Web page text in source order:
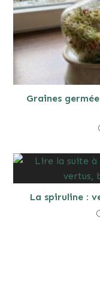
Graines
La spiruline :